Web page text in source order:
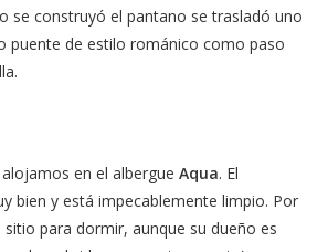
se construyó el pantano se trasladó uno
puente de estilo románico como paso
en el albergue Aqua. El
bien y está impecablemente limpio. Por
sitio para dormir, aunque su dueño es